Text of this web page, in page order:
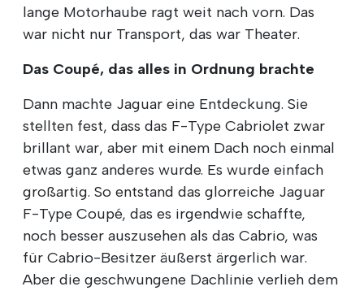
lange Motorhaube ragt weit nach vorn. Das
war nicht nur Transport, das war Theater.
Das Coupé, das alles in Ordnung brachte
Dann machte Jaguar eine Entdeckung. Sie
stellten fest, dass das F-Type Cabriolet zwar
brillant war, aber mit einem Dach noch einmal
etwas ganz anderes wurde. Es wurde einfach
großartig. So entstand das glorreiche Jaguar
F-Type Coupé, das es irgendwie schaffte,
noch besser auszusehen als das Cabrio, was
für Cabrio-Besitzer äußerst ärgerlich war.
Aber die geschwungene Dachlinie verlieh dem